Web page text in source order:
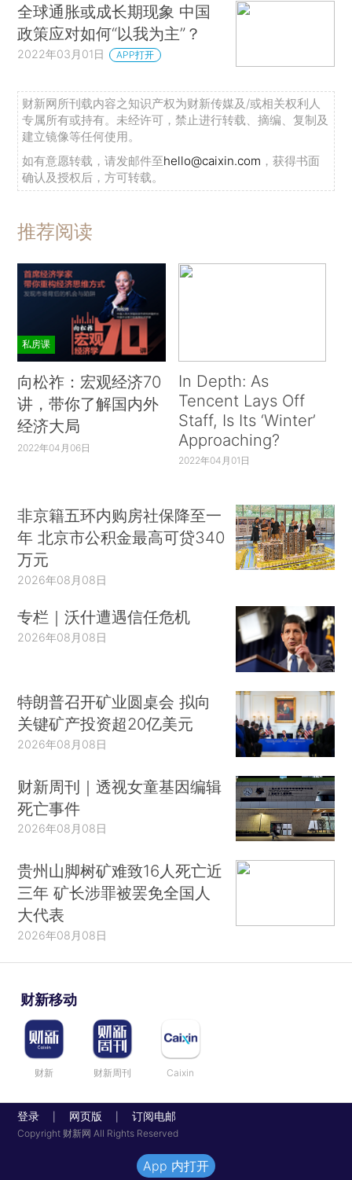
全球通胀或成长期现象 中国
政策应对如何“以我为主”？
2022年03月01日 APP打开
财新网所刊载内容之知识产权为财新传媒及/或相关权利人
专属所有或持有。未经许可，禁止进行转载、摘编、复制及
建立镜像等任何使用。
如有意愿转载，请发邮件至hello@caixin.com ，获得书面
确认及授权后，方可转载。
推荐阅读
私房课
向松祚：宏观经济70
讲，带你了解国内外
经济大局
2022年04月06日
In Depth: As
Tencent Lays Off
Staff, Is Its ‘Winter’
Approaching?
2022年04月01日
非京籍五环内购房社保降至一
年 北京市公积金最高可贷340
万元
2026年08月08日
专栏｜沃什遭遇信任危机
2026年08月08日
特朗普召开矿业圆桌会 拟向
关键矿产投资超20亿美元
2026年08月08日
财新周刊｜透视女童基因编辑
死亡事件
2026年08月08日
贵州山脚树矿难致16人死亡近
三年 矿长涉罪被罢免全国人
大代表
2026年08月08日
财新移动
财新 财新周刊 Caixin
登录 网页版 订阅电邮
Copyright 财新网 All Rights Reserved
App 内打开